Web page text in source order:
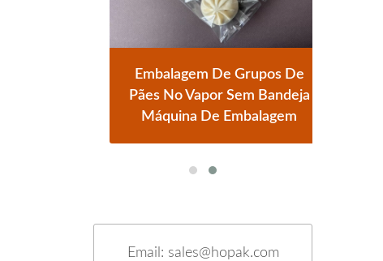
Embalagem De Grupos De
Pães No Vapor Sem Bandeja
Máquina De Embalagem
Email: sales@hopak.com